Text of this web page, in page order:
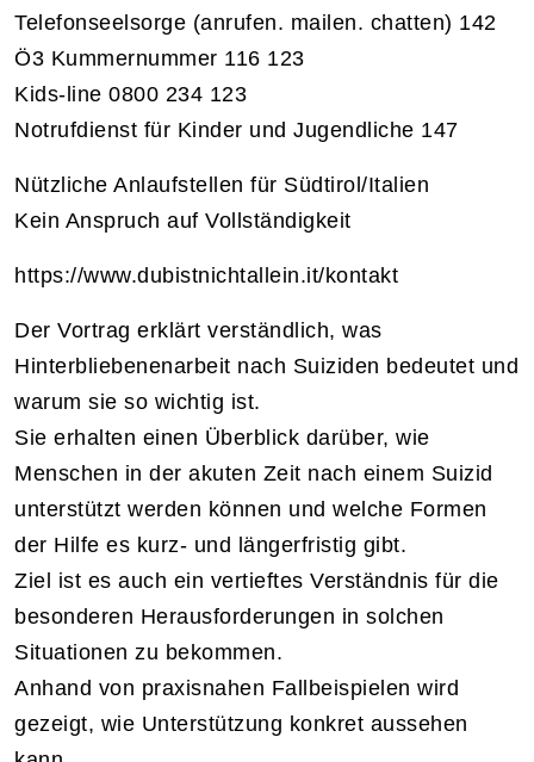
Telefonseelsorge (anrufen. mailen. chatten) 142
Ö3 Kummernummer 116 123
Kids-line 0800 234 123
Notrufdienst für Kinder und Jugendliche 147
Nützliche Anlaufstellen für Südtirol/Italien
Kein Anspruch auf Vollständigkeit
https://www.dubistnichtallein.it/kontakt
Der Vortrag erklärt verständlich, was
Hinterbliebenenarbeit nach Suiziden bedeutet und
warum sie so wichtig ist.
Sie erhalten einen Überblick darüber, wie
Menschen in der akuten Zeit nach einem Suizid
unterstützt werden können und welche Formen
der Hilfe es kurz- und längerfristig gibt.
Ziel ist es auch ein vertieftes Verständnis für die
besonderen Herausforderungen in solchen
Situationen zu bekommen.
Anhand von praxisnahen Fallbeispielen wird
gezeigt, wie Unterstützung konkret aussehen